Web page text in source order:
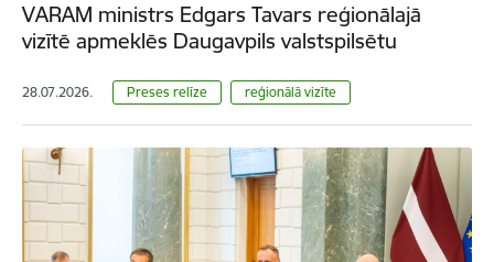
VARAM ministrs Edgars Tavars reģionālajā
vizītē apmeklēs Daugavpils valstspilsētu
28.07.2026. Preses relīze reģionālā vizīte